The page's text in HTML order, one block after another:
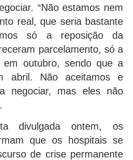
“Não estamos nem
real, que seria bastante
só a reposição da
parcelamento, só a
em outubro, sendo que a
abril. Não aceitamos e
negociar, mas eles não
divulgada ontem, os
que os hospitais se
de crise permanente